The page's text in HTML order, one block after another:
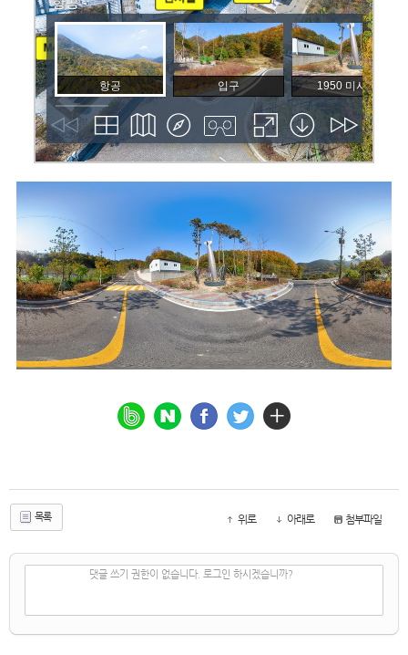
목록 위로 아래로 첨부파일
댓글 쓰기 권한이 없습니다. 로그인 하시겠습니까?